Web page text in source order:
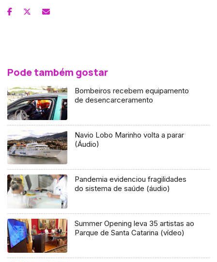
Pode também gostar
Bombeiros recebem equipamento
de desencarceramento
Navio Lobo Marinho volta a parar
(Áudio)
Pandemia evidenciou fragilidades
do sistema de saúde (áudio)
Summer Opening leva 35 artistas ao
Parque de Santa Catarina (vídeo)